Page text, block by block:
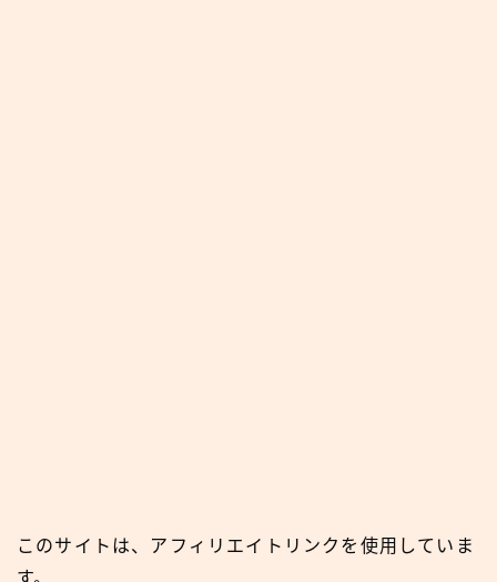
このサイトは、アフィリエイトリンクを使用していま